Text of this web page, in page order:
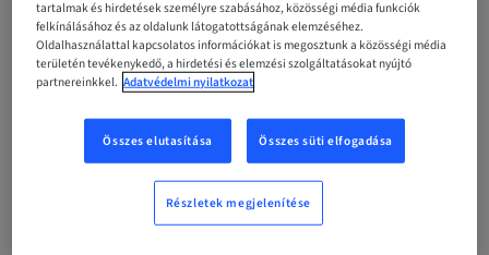
Pontok
0.00 Pontok
Theoretical
International
tartalmak és hirdetések személyre szabásához, közösségi média funkciók
felkínálásához és az oldalunk látogatottságának elemzéséhez.
Oldalhasználattal kapcsolatos információkat is megosztunk a közösségi média
területén tevékenykedő, a hirdetési és elemzési szolgáltatásokat nyújtó
partnereinkkel. Adatvédelmi nyilatkozat
Összes elutasítása Összes süti elfogadása
Részletek megjelenítése